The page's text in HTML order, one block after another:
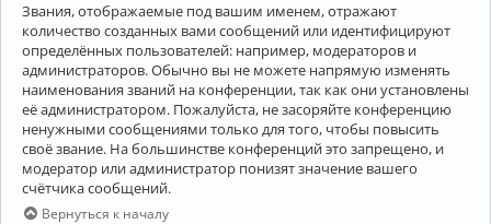
Звания, отображаемые под вашим именем, отражают
количество созданных вами сообщений или идентифицируют
определённых пользователей: например, модераторов и
администраторов. Обычно вы не можете напрямую изменять
наименования званий на конференции, так как они установлены
её администратором. Пожалуйста, не засоряйте конференцию
ненужными сообщениями только для того, чтобы повысить
своё звание. На большинстве конференций это запрещено, и
модератор или администратор понизят значение вашего
счётчика сообщений.
Вернуться к началу